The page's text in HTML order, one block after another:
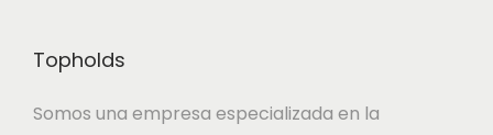
Topholds
Somos una empresa especializada en la